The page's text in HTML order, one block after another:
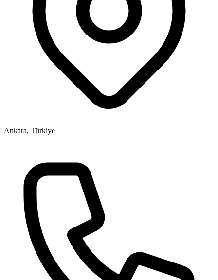
Ankara, Türkiye